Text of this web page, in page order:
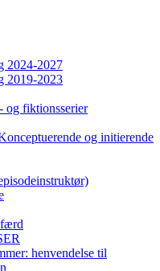
2024-2027
2019-2023
og fiktionsserier
og initierende
henvendelse til